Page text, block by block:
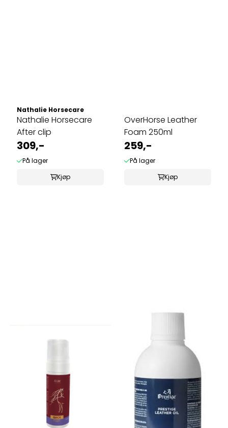
Nathalie Horsecare
Nathalie Horsecare
After clip
309,-
På lager
Kjøp
OverHorse Leather
Foam 250ml
259,-
På lager
Kjøp